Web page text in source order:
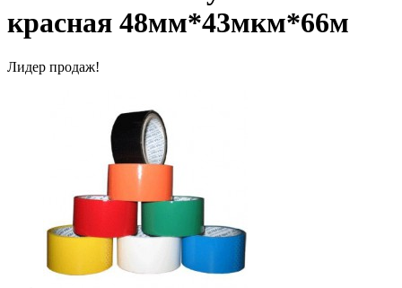
красная 48мм*43мкм*66м
Лидер продаж!